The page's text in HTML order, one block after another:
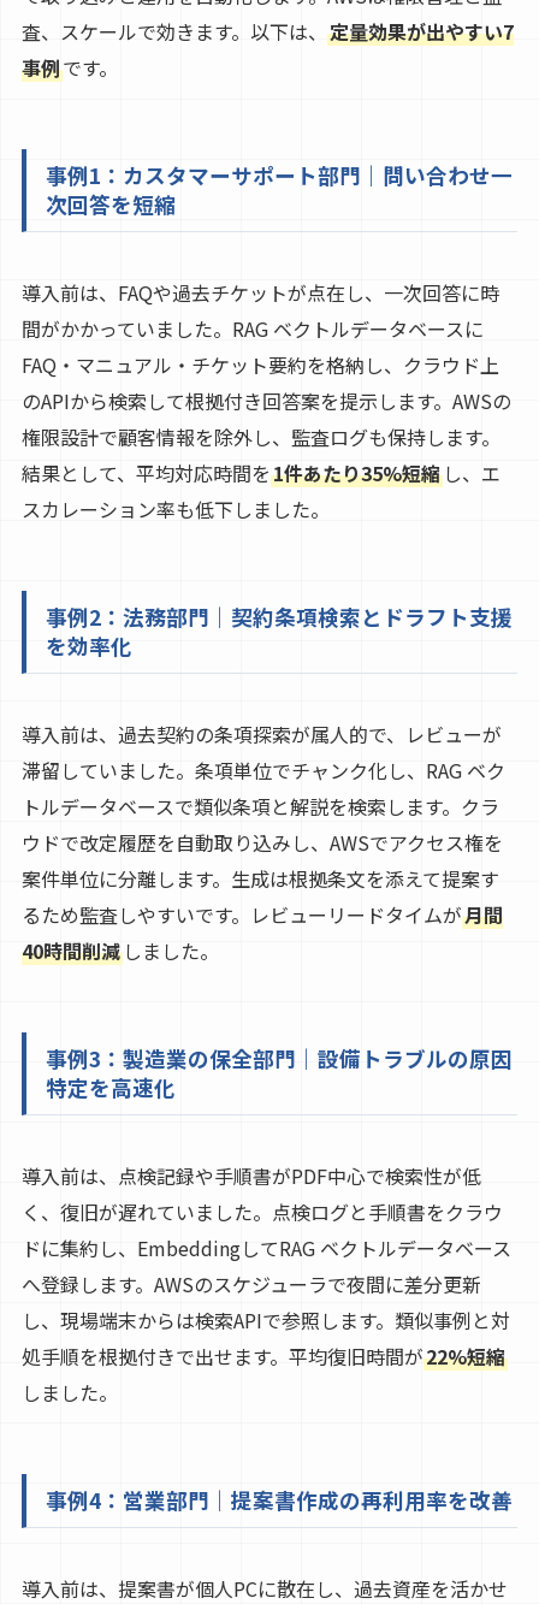
査、スケールで効きます。以下は、 定量効果が出やすい7
事例です。
事例1：カスタマーサポート部門｜問い合わせ一
次回答を短縮
導入前は、FAQや過去チケットが点在し、一次回答に時
間がかかっていました。RAG ベクトルデータベースに
FAQ・マニュアル・チケット要約を格納し、クラウド上
のAPIから検索して根拠付き回答案を提示します。AWSの
権限設計で顧客情報を除外し、監査ログも保持します。
結果として、平均対応時間を1件あたり35%短縮し、エ
スカレーション率も低下しました。
事例2：法務部門｜契約条項検索とドラフト支援
を効率化
導入前は、過去契約の条項探索が属人的で、レビューが
滞留していました。条項単位でチャンク化し、RAG ベク
トルデータベースで類似条項と解説を検索します。クラ
ウドで改定履歴を自動取り込みし、AWSでアクセス権を
案件単位に分離します。生成は根拠条文を添えて提案す
るため監査しやすいです。レビューリードタイムが月間
40時間削減しました。
事例3：製造業の保全部門｜設備トラブルの原因
特定を高速化
導入前は、点検記録や手順書がPDF中心で検索性が低
く、復旧が遅れていました。点検ログと手順書をクラウ
ドに集約し、EmbeddingしてRAG ベクトルデータベース
へ登録します。AWSのスケジューラで夜間に差分更新
し、現場端末からは検索APIで参照します。類似事例と対
処手順を根拠付きで出せます。平均復旧時間が22%短縮
しました。
事例4：営業部門｜提案書作成の再利用率を改善
導入前は、提案書が個人PCに散在し、過去資産を活かせ